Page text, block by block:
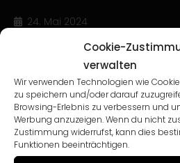
Cookie-
verwalten
Wir verwenden Technologien wie
zu speichern und/oder darauf
Browsing-Erlebnis zu verbessern und
Werbung anzuzeigen. Wenn du nicht
Zustimmung widerrufst, kann dies
Funktionen beeinträchtigen.
24. Mai 2024